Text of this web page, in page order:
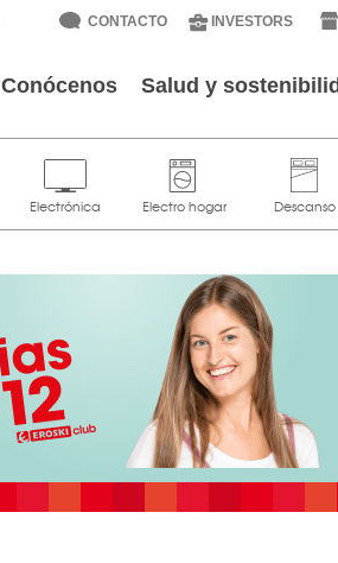
CONTACTO INVESTORS
Conócenos Salud y